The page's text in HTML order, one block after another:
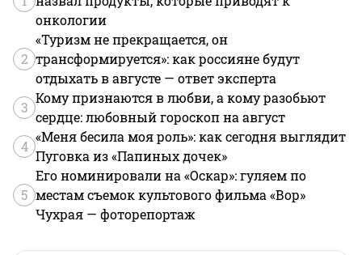
онкологии
2
«Туризм не прекращается, он
трансформируется»: как россияне будут
отдыхать в августе — ответ эксперта
3
Кому признаются в любви, а кому разобьют
сердце: любовный гороскоп на август
4
«Меня бесила моя роль»: как сегодня выглядит
Пуговка из «Папиных дочек»
5
Его номинировали на «Оскар»: гуляем по
местам съемок культового фильма «Вор»
Чухрая — фоторепортаж